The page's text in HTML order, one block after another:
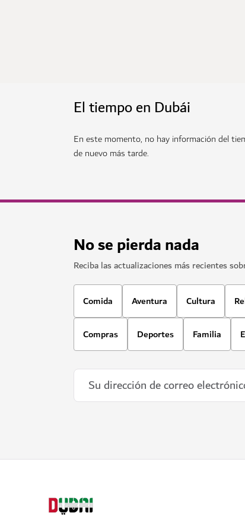
El tiempo en Dubái
En este momento, no hay información del
de nuevo más tarde.
No se pierda nada
Reciba las actualizaciones más recientes
Comida Aventura Cultura
Compras Deportes Familia